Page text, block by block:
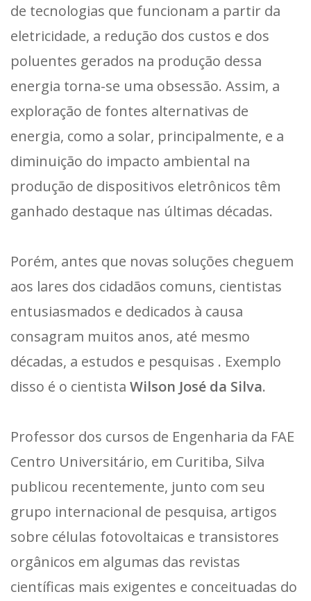
de tecnologias que funcionam a partir da
eletricidade, a redução dos custos e dos
poluentes gerados na produção dessa
energia torna-se uma obsessão. Assim, a
exploração de fontes alternativas de
energia, como a solar, principalmente, e a
diminuição do impacto ambiental na
produção de dispositivos eletrônicos têm
ganhado destaque nas últimas décadas.
Porém, antes que novas soluções cheguem
aos lares dos cidadãos comuns, cientistas
entusiasmados e dedicados à causa
consagram muitos anos, até mesmo
décadas, a estudos e pesquisas . Exemplo
disso é o cientista Wilson José da Silva.
Professor dos cursos de Engenharia da FAE
Centro Universitário, em Curitiba, Silva
publicou recentemente, junto com seu
grupo internacional de pesquisa, artigos
sobre células fotovoltaicas e transistores
orgânicos em algumas das revistas
científicas mais exigentes e conceituadas do